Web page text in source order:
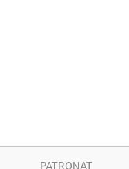
PATRONAT